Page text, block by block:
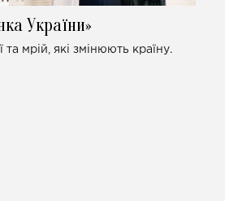
України»
та мрій, які змінюють країну.